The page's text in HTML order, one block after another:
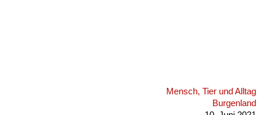
Mensch, Tier und Alltag
Burgenland